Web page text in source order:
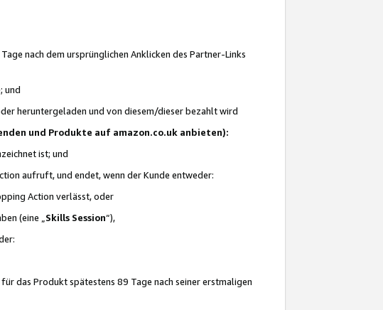
nach dem ursprünglichen Anklicken des Partner-Links
und
heruntergeladen und von diesem/dieser bezahlt wird
und Produkte auf amazon.co.uk anbieten):
ist; und
aufruft, und endet, wenn der Kunde entweder:
Action verlässt, oder
(eine „ Skills Session“),
das Produkt spätestens 89 Tage nach seiner erstmaligen